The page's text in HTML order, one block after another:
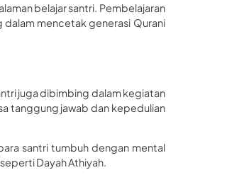
belajar santri. Pembelajaran
mencetak generasi Qurani
juga dibimbing dalam kegiatan
tanggung jawab dan kepedulian
santri tumbuh dengan mental
Dayah Athiyah.